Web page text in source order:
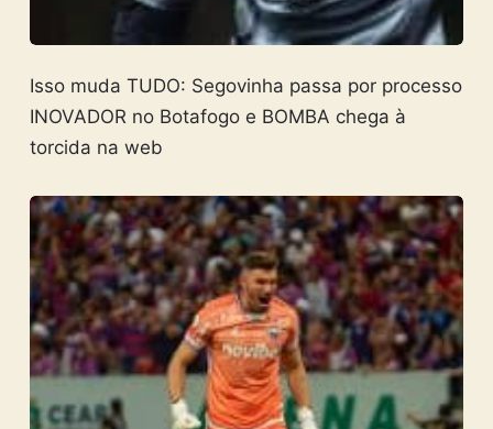
Isso muda TUDO: Segovinha passa por processo
INOVADOR no Botafogo e BOMBA chega à
torcida na web